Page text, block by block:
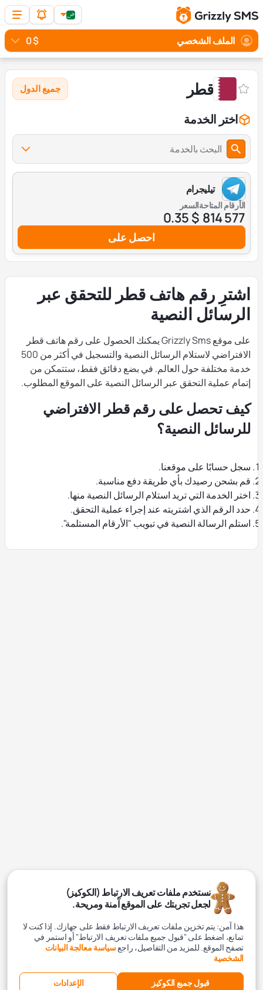
الملف الشخصي $ 0
قطر جميع الدول
اختر الخدمة
البحث بالخدمة
تيليجرام
الأرقام المتاحة
577 814
السعر
$ 0.35
احصل على
اشترِ رقم هاتف قطر للتحقق عبر
الرسائل النصية
على موقع Grizzly Sms يمكنك الحصول على رقم هاتف قطر
الافتراضي لاستلام الرسائل النصية والتسجيل في أكثر من 500
خدمة مختلفة حول العالم. في بضع دقائق فقط، ستتمكن من
إتمام عملية التحقق عبر الرسائل النصية على الموقع المطلوب.
كيف تحصل على رقم قطر الافتراضي
للرسائل النصية؟
سجل حسابًا على موقعنا.
قم بشحن رصيدك بأي طريقة دفع مناسبة.
اختر الخدمة التي تريد استلام الرسائل النصية منها.
حدد الرقم الذي اشتريته عند إجراء عملية التحقق.
استلم الرسالة النصية في تبويب "الأرقام المستلمة".
نستخدم ملفات تعريف الارتباط (الكوكيز)
لجعل تجربتك على الموقع آمنة ومريحة.
هذا آمن: يتم تخزين ملفات تعريف الارتباط فقط على جهازك. إذا كنت لا
تمانع، اضغط على "قبول جميع ملفات تعريف الارتباط" أو استمر في
تصفح الموقع. للمزيد من التفاصيل، راجعسياسة معالجة البيانات
الشخصية
قبول جميع الكوكيز الإعدادات